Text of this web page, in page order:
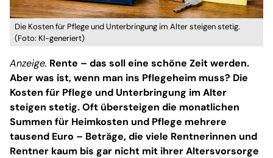
Die Kosten für Pflege und Unterbringung im Alter steigen stetig.
(Foto: KI-generiert)
Anzeige. Rente – das soll eine schöne Zeit werden.
Aber was ist, wenn man ins Pflegeheim muss? Die
Kosten für Pflege und Unterbringung im Alter
steigen stetig. Oft übersteigen die monatlichen
Summen für Heimkosten und Pflege mehrere
tausend Euro – Beträge, die viele Rentnerinnen und
Rentner kaum bis gar nicht mit ihrer Altersvorsorge